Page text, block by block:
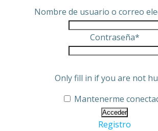
Nombre de usuario o correo
Contraseña*
Only fill in if you are not
Mantenerme
Registro